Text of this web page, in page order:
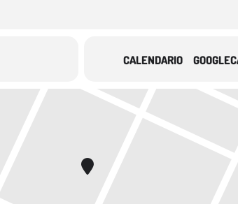
CALENDARIO